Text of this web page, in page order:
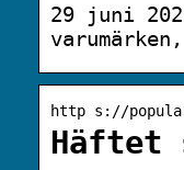
29 juni
http s://
Häftet